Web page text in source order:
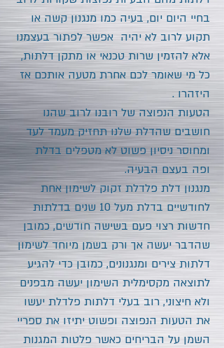
בחיי היום יום, בעיה כמו מנגנון קשה או
תקוע לרוב לא יהיה אפשר לפתור בעצמנו
אלא להזמין שרות טכנאי או מתקן דלתות,
כל מי שאומר לכם אחרת מטעה אותכם אז
היזהרו .
הטעות הנפוצה של רובנו לרוב שהנו
חושבים שהדלת שלנו תחזיק מעמד לעד
ומחוסר ניסיון פשוט לא מטפלים בדלת
ופה בעצם הבעיה.
מנגנון דלת פלדלת זקוק לשימון אחת
לחודשיים בדלת מעל 10 שנים בדלתות
חדשות רצוי פעם בשישה חודשים, כמובן
שהדבר יעשה אך ורק בשמן מיוחד לשימון
דלתות צירים ומנגנונים, כמובן כדי להגיע
לתוצאה מקסימלית השימון יעשה מבפנים
ולא חיצוני, רוב בעלי דלתות פלדלת יעשו
את הטעות הנפוצה ופשוט יתיזו את ספריי
השמן על הבריחים כאשר פלטות המגנות